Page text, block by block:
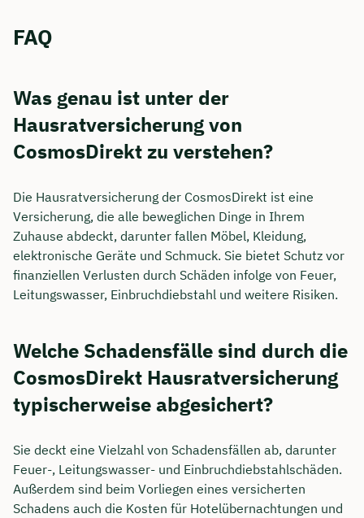
FAQ
Was genau ist unter der
Hausratversicherung von
CosmosDirekt zu verstehen?
Die Hausratversicherung der CosmosDirekt ist eine
Versicherung, die alle beweglichen Dinge in Ihrem
Zuhause abdeckt, darunter fallen Möbel, Kleidung,
elektronische Geräte und Schmuck. Sie bietet Schutz vor
finanziellen Verlusten durch Schäden infolge von Feuer,
Leitungswasser, Einbruchdiebstahl und weitere Risiken.
Welche Schadensfälle sind durch die
CosmosDirekt Hausratversicherung
typischerweise abgesichert?
Sie deckt eine Vielzahl von Schadensfällen ab, darunter
Feuer-, Leitungswasser- und Einbruchdiebstahlschäden.
Außerdem sind beim Vorliegen eines versicherten
Schadens auch die Kosten für Hotelübernachtungen und